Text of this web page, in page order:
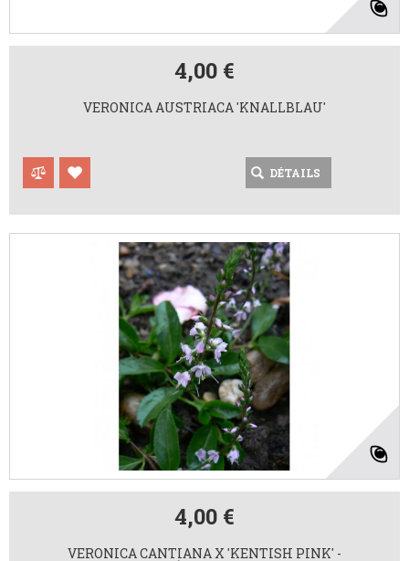
4,00 €
VERONICA AUSTRIACA 'KNALLBLAU'
DÉTAILS
4,00 €
VERONICA CANTIANA X 'KENTISH PINK' -